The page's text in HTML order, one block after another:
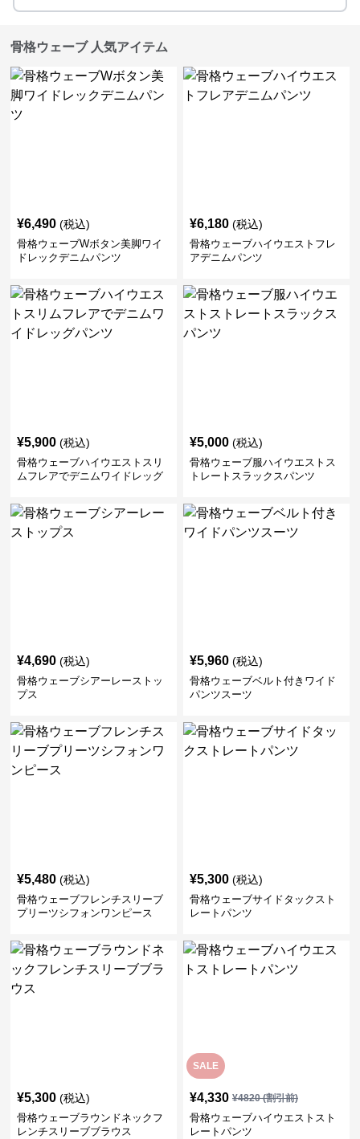
骨格ウェーブ 人気アイテム
¥6,490 (税込)
骨格ウェーブWボタン美脚ワイ
ドレックデニムパンツ
¥6,180 (税込)
骨格ウェーブハイウエストフレ
アデニムパンツ
¥5,900 (税込)
骨格ウェーブハイウエストスリ
ムフレアでデニムワイドレッグ
¥5,000 (税込)
骨格ウェーブ服ハイウエストス
トレートスラックスパンツ
¥4,690 (税込)
骨格ウェーブシアーレーストッ
プス
¥5,960 (税込)
骨格ウェーブベルト付きワイド
パンツスーツ
¥5,480 (税込)
骨格ウェーブフレンチスリーブ
プリーツシフォンワンピース
¥5,300 (税込)
骨格ウェーブサイドタックスト
レートパンツ
¥5,300 (税込)
骨格ウェーブラウンドネックフ
レンチスリーブブラウス
SALE
¥4,330 ¥4820(割引前)
骨格ウェーブハイウエストスト
レートパンツ